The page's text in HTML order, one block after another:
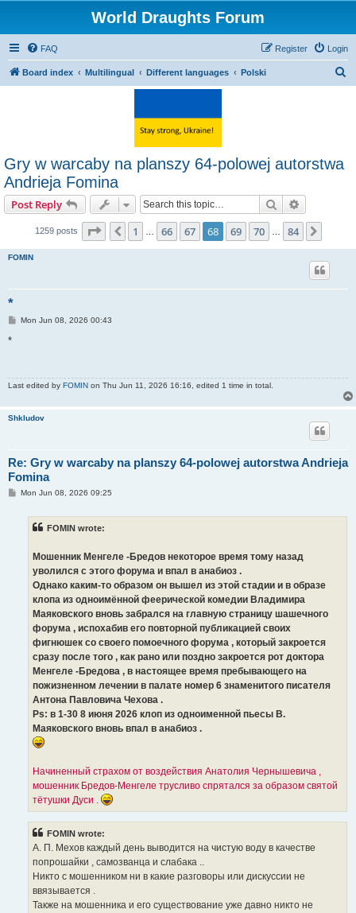
World Draughts Forum
FAQ Login
Register
Board index Multilingual Different languages Polski
Gry w warcaby na planszy 64-polowej autorstwa
Andrieja Fomina
Post Reply Search
1259 posts Page 68 of 84
Previous
1 66 67 68 69 70 84
FOMIN
*
PMon Jun 08, 2026 00:43
*
Last edited by FOMIN on Thu Jun 11, 2026 16:16, edited 1 time in total.
Shkludov
Re: Gry w warcaby na planszy 64-polowej autorstwa Andrieja
Fomina
PMon Jun 08, 2026 09:25
FOMIN wrote:
Мошенник Менгеле -Бредов некоторое время тому назад
уволился с этого форума и впал в анабиоз .
Однако каким-то образом он вышел из этой стадии и в образе
клопа из одноимённой феерической комедии Владимира
Маяковского вновь забрался на главную страницу шашечного
форума , испохабив его повторной публикацией своих
фигнюшек со своего помоечного форума , который закроется
сразу после того , как рано или поздно закроется рот доктора
Менгеле -Бредова , в настоящее время пребывающего на
пожизненном лечении в палате номер 6 знаменитого писателя
Антона Павловича Чехова .
Ps: в 1-30 8 июня 2026 клоп из одноименной пьесы В.
Маяковского вновь впал в анабиоз .
Начиненный страхом от воздействия Анатолия Чернышевича ,
мошенник Бредов-Менгеле трусливо спрятался за образом святой
тётушки Дуси .
FOMIN wrote:
А. П. Мехов каждый день выводится на чистую воду в качестве
попрошайки , самозванца и слабака ..
Никто с мошенником ни в какие разговоры или дискуссии не
ввязывается .
Также на мошенника и его существование уже давно никто не